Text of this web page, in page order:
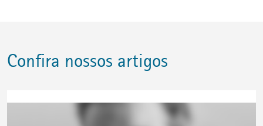
Confira nossos artigos